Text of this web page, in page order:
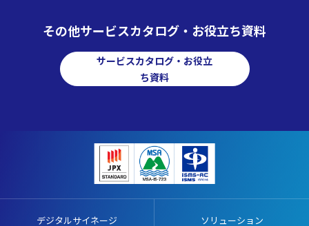
その他サービスカタログ・お役立ち資料
サービスカタログ・お役立
ち資料
デジタルサイネージ ソリューション